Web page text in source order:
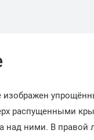
изображен
распущенными
над ними. В правой